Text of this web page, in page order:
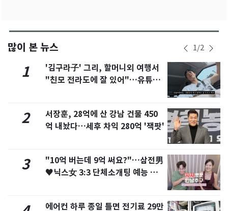
많이 본 뉴스 1/2
1
'김구라子' 그리, 할머니외 여행서
"친모 전라도에 잘 있어"…유튜브
2
서장훈, 28억에 산 강남 건물 450
억 내놨다…세후 차익 280억 '잭팟'
3
"10억 버는데 9억 써요?"…삼전男
♥닉스女 3:3 단체소개팅 예능 화
에어컨 하루 종일 틀면 전기료 29만